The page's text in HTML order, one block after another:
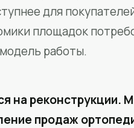
для
площадок
работы.
на реконструкции.
продаж